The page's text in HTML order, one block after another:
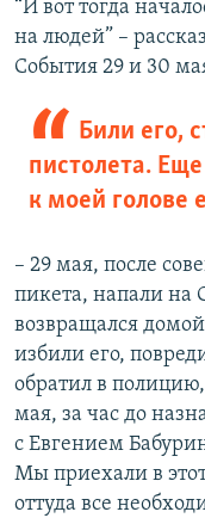
“И вот тогда
на людей” –
События 29 и 30
Били его,
пистолета.
к моей голове
– 29 мая, после
пикета, напали на
возвращался
избили его,
обратил в
мая, за час до
с Евгением
Мы приехали в
оттуда все